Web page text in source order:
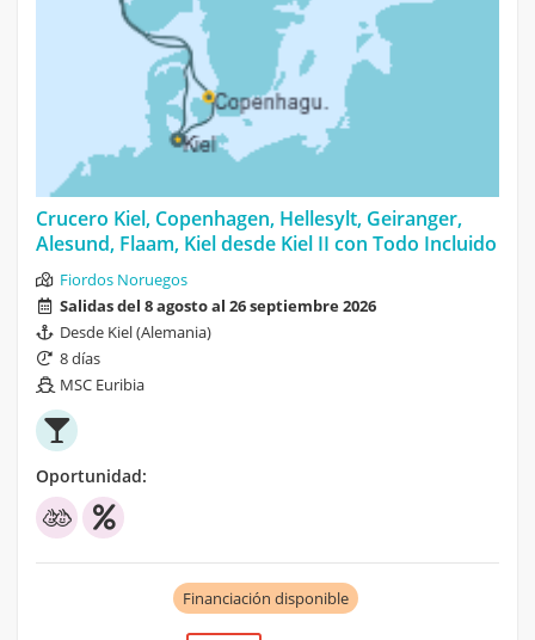
Crucero Kiel, Copenhagen, Hellesylt, Geiranger,
Alesund, Flaam, Kiel desde Kiel II con Todo Incluido
Fiordos Noruegos
Salidas del 8 agosto al 26 septiembre 2026
Desde Kiel (Alemania)
8 días
MSC Euribia
Oportunidad:
Financiación disponible